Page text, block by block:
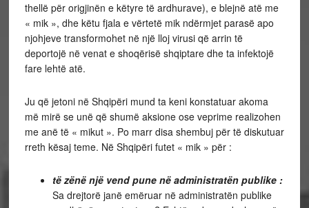
thellë për origjinën e këtyre të ardhurave), e blejnë atë me
« mik », dhe këtu fjala e vërtetë mik ndërmjet parasë apo
njohjeve transformohet në një lloj virusi që arrin të
deportojë në venat e shoqërisë shqiptare dhe ta infektojë
fare lehtë atë.
Ju që jetoni në Shqipëri mund ta keni konstatuar akoma
më mirë se unë që shumë aksione ose veprime realizohen
me anë të « mikut ». Po marr disa shembuj për të diskutuar
rreth kësaj teme. Në Shqipëri futet « mik » për :
të zënë një vend pune në administratën publike :
Sa drejtorë janë emëruar në administratën publike